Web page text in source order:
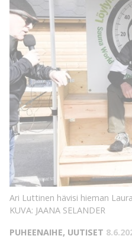
Ari Luttinen hävisi hieman
KUVA: JAANA SELANDER
PUHEENAIHE, UUTISET